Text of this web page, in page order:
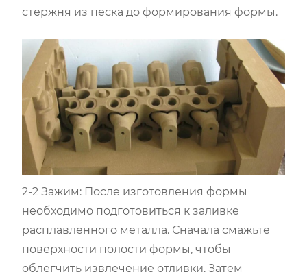
стержня из песка до формирования формы.
2-2 Зажим: После изготовления формы
необходимо подготовиться к заливке
расплавленного металла. Сначала смажьте
поверхности полости формы, чтобы
облегчить извлечение отливки. Затем